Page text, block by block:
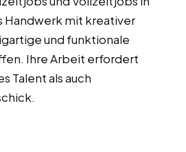
Handwerk mit kreativer
und funktionale
Ihre Arbeit erfordert
Talent als auch